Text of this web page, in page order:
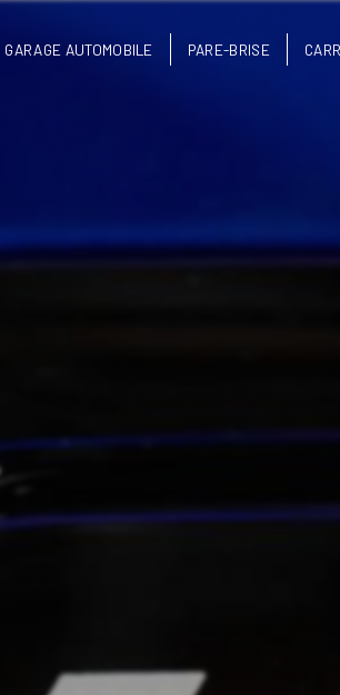
GARAGE AUTOMOBILE PARE-BRISE